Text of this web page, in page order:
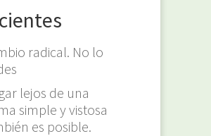
radical. No lo
lejos de una
simple y vistosa
es posible.